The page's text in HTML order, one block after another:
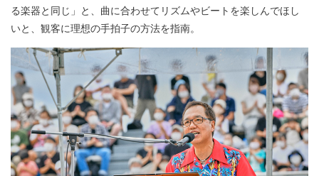
る楽器と同じ」と、曲に合わせてリズムやビートを楽しんでほし
いと、観客に理想の手拍子の方法を指南。